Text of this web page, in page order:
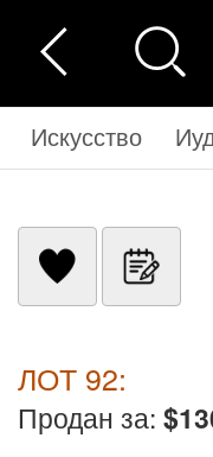
Искусство
ЛОТ 92:
Продан за: